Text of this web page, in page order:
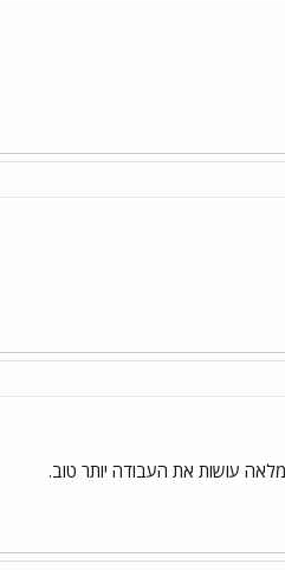
עושות את העבודה יותר טוב.